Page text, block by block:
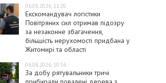
06.08.2026, 11:20
Екскомандувач логістики
Повітряних сил отримав підозру
за незаконне збагачення,
більшість нерухомості придбана у
Житомирі та області
06.08.2026, 10:56
За добу рятувальники тричі